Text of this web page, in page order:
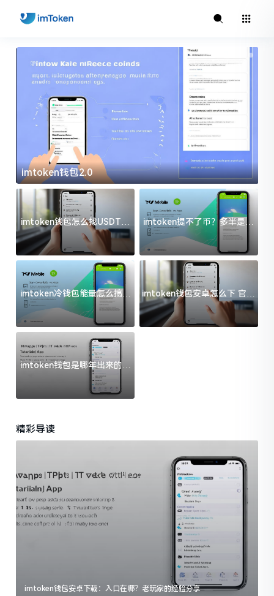
imtoken钱包2.0
imtoken钱包怎么找USDT地
址？三步搞定不踩坑
imtoken提不了币？多半是这
几件事没处理好
imtoken冷钱包能量怎么搞？
过来人告诉你门道
imtoken钱包安卓怎么下 官方
渠道避坑指南
imtoken钱包是哪年出来的？
一文给你说清楚
精彩导读
imtoken钱包安卓下载：入口在哪？老玩家的经验分享